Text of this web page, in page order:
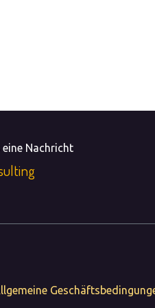
eine Nachricht